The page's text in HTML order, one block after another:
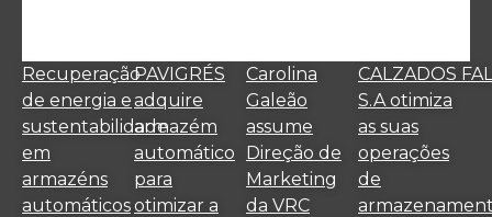
Recuperação
de energia e
sustentabilidade
em
armazéns
automáticos
PAVIGRÉS
adquire
armazém
automático
para
otimizar a
Carolina
Galeão
assume
Direção de
Marketing
da VRC
CALZADOS FAL
S.A otimiza
as suas
operações
de